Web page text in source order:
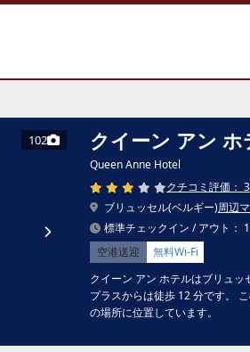
102 クイーン アン ホ
Queen Anne Hotel
クチコミ評価：
ブリュッセル(ベルギー)周辺
標準チェックイン / アウト：
空港送迎
無料Wi-Fi
クイーン アン ホテルはブリュ
プラスからは徒歩 12 分です。
の場所に位置しています。